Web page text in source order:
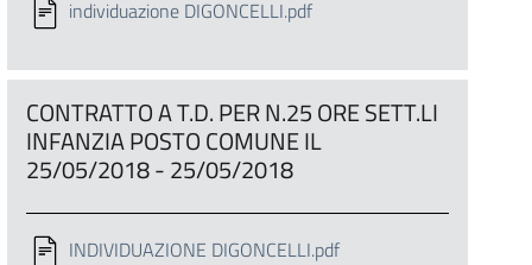
individuazione DIGONCELLI.pdf
CONTRATTO A T.D. PER N.25 ORE SETT.LI
INFANZIA POSTO COMUNE IL
25/05/2018 - 25/05/2018
INDIVIDUAZIONE DIGONCELLI.pdf